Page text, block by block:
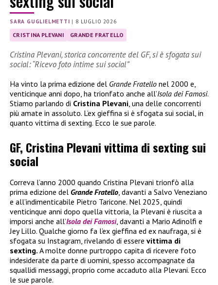
SARA GUGLIELMETTI | 8 LUGLIO 2026
CRISTINA PLEVANI GRANDE FRATELLO
Cristina Plevani, storica concorrente del GF, si è sfogata sui
social: “Ricevo foto intime sui social”
Ha vinto la prima edizione del Grande Fratello nel 2000 e,
venticinque anni dopo, ha trionfato anche all’Isola dei Famosi.
Stiamo parlando di Cristina Plevani , una delle concorrenti
più amate in assoluto. L’ex gieffina si è sfogata sui social, in
quanto vittima di sexting. Ecco le sue parole.
GF, Cristina Plevani vittima di sexting sui
social
Correva l’anno 2000 quando Cristina Plevani trionfò alla
prima edizione del Grande Fratello , davanti a Salvo Veneziano
e all’indimenticabile Pietro Taricone. Nel 2025, quindi
venticinque anni dopo quella vittoria, la Plevani è riuscita a
imporsi anche all’Isola dei Famosi, davanti a Mario Adinolfi e
Jey Lillo. Qualche giorno fa l’ex gieffina ed ex naufraga, si è
sfogata su Instagram, rivelando di essere vittima di
sexting. A molte donne purtroppo capita di ricevere foto
indesiderate da parte di uomini, spesso accompagnate da
squallidi messaggi, proprio come accaduto alla Plevani. Ecco
le sue parole.